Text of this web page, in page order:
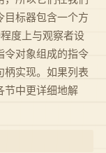
目标器包含一个方
度上与观察者设
令对象组成的指令
柄实现。如果列表
节中更详细地解